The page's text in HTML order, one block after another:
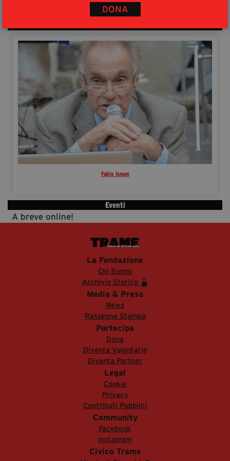
DONA
moltissimo che è sparito.
Fabio Isman
Eventi
A breve online!
La Fondazione
Chi Siamo
Archivio Storico
Media & Press
News
Rassegna Stampa
Partecipa
Dona
Diventa Volontario
Diventa Partner
Legal
Cookie
Privacy
Contributi Pubblici
Community
Facebook
Instagram
Civico Trame